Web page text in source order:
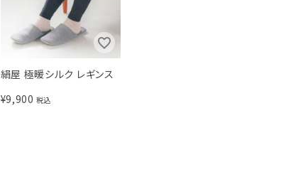
絹屋 極暖シルク レギンス
¥9,900 税込